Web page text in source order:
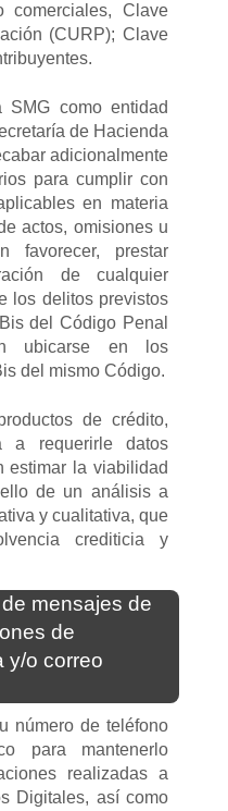
comerciales, Clave
(CURP); Clave
SMG como entidad
de Hacienda
adicionalmente
para cumplir con
en materia
actos, omisiones u
favorecer, prestar
de cualquier
los delitos previstos
del Código Penal
ubicarse en los
del mismo Código.
de crédito,
a requerirle datos
estimar la viabilidad
de un análisis a
y cualitativa, que
crediticia y
mensajes de
de
y/o correo
número de teléfono
para mantenerlo
realizadas a
Digitales, así como